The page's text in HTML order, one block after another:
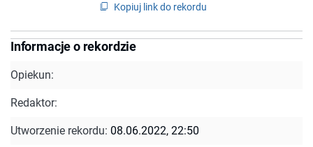
Kopiuj link do rekordu
Informacje o rekordzie
Opiekun:
Redaktor:
Utworzenie rekordu: 08.06.2022, 22:50